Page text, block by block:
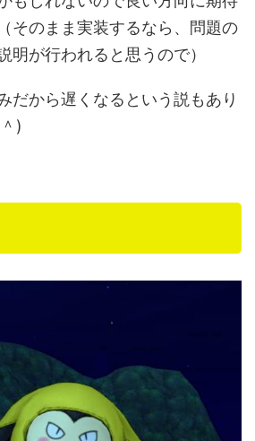
そのまま実装するなら、問題の
明が行われると思うので）
だから遅くなるという説もあり
)